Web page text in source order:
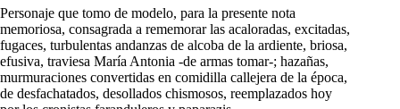
Personaje que tomo de modelo, para la presente nota
memoriosa, consagrada a rememorar las acaloradas, excitadas,
fugaces, turbulentas andanzas de alcoba de la ardiente, briosa,
efusiva, traviesa María Antonia -de armas tomar-; hazañas,
murmuraciones convertidas en comidilla callejera de la época,
de desfachatados, desollados chismosos, reemplazados hoy